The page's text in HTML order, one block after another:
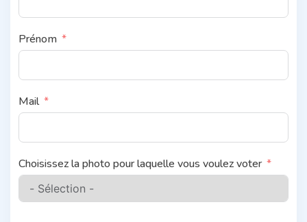
Prénom
Mail
Choisissez la photo pour laquelle vous voulez voter